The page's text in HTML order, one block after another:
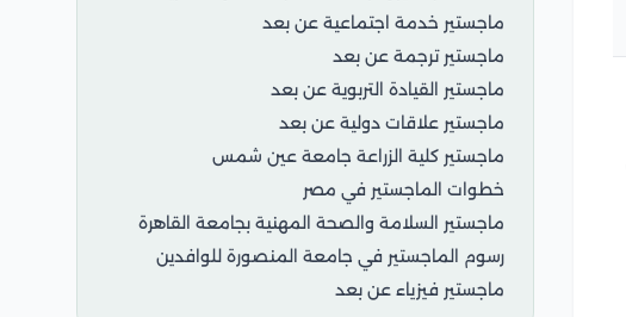
ماجستير خدمة اجتماعية عن بعد
ماجستير ترجمة عن بعد
ماجستير القيادة التربوية عن بعد
ماجستير علاقات دولية عن بعد
ماجستير كلية الزراعة جامعة عين شمس
خطوات الماجستير في مصر
ماجستير السلامة والصحة المهنية بجامعة القاهرة
رسوم الماجستير في جامعة المنصورة للوافدين
ماجستير فيزياء عن بعد